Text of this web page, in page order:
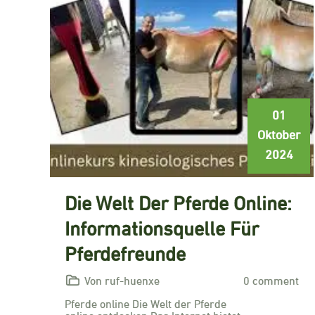
01
Oktober
2024
Die Welt Der Pferde Online:
Informationsquelle Für
Pferdefreunde
Von ruf-huenxe
0 comment
Pferde online Die Welt der Pferde